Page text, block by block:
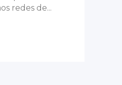
redes de...